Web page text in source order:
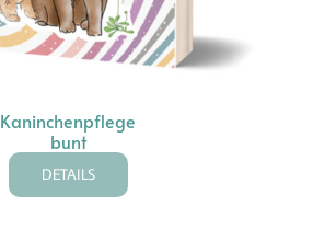
Kaninchenpflege
bunt
DETAILS